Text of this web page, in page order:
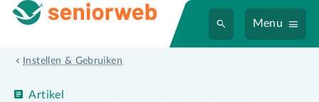
Menu
Instellen & Gebruiken
Artikel